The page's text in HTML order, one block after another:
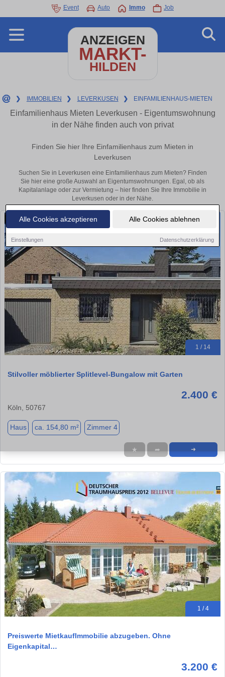
Alle Cookies akzeptieren Alle Cookies ablehnen
Einstellungen Datenschutzerklärung
Event Auto Immo Job
ANZEIGEN
MARKT-
HILDEN
❯ IMMOBILIEN ❯ LEVERKUSEN ❯ EINFAMILIENHAUS-MIETEN
Einfamilienhaus Mieten Leverkusen - Eigentumswohnung
in der Nähe finden auch von privat
Finden Sie hier Ihre Einfamilienhaus zum Mieten in
Leverkusen
Suchen Sie in Leverkusen eine Einfamilienhaus zum Mieten? Finden
Sie hier eine große Auswahl an Eigentumswohnungen. Egal, ob als
Kapitalanlage oder zur Vermietung – hier finden Sie Ihre Immobilie in
Leverkusen oder in der Nähe.
1 / 14
Stilvoller möblierter Splitlevel-Bungalow mit Garten
2.400 €
Köln, 50767
Haus ca. 154,80 m² Zimmer 4
★ ➦ ➜
1 / 4
Preiswerte MietkaufImmobilie abzugeben. Ohne
Eigenkapital…
3.200 €